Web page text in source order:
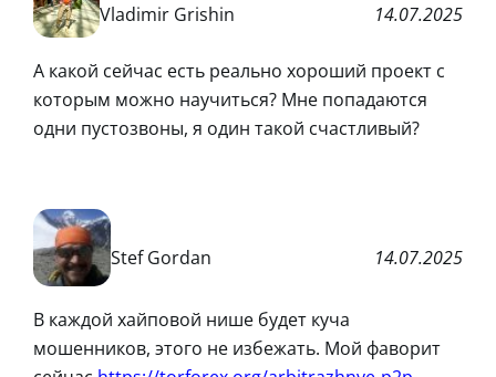
Vladimir Grishin 14.07.2025
А какой сейчас есть реально хороший проект с
которым можно научиться? Мне попадаются
одни пустозвоны, я один такой счастливый?
Stef Gordan 14.07.2025
В каждой хайповой нише будет куча
мошенников, этого не избежать. Мой фаворит